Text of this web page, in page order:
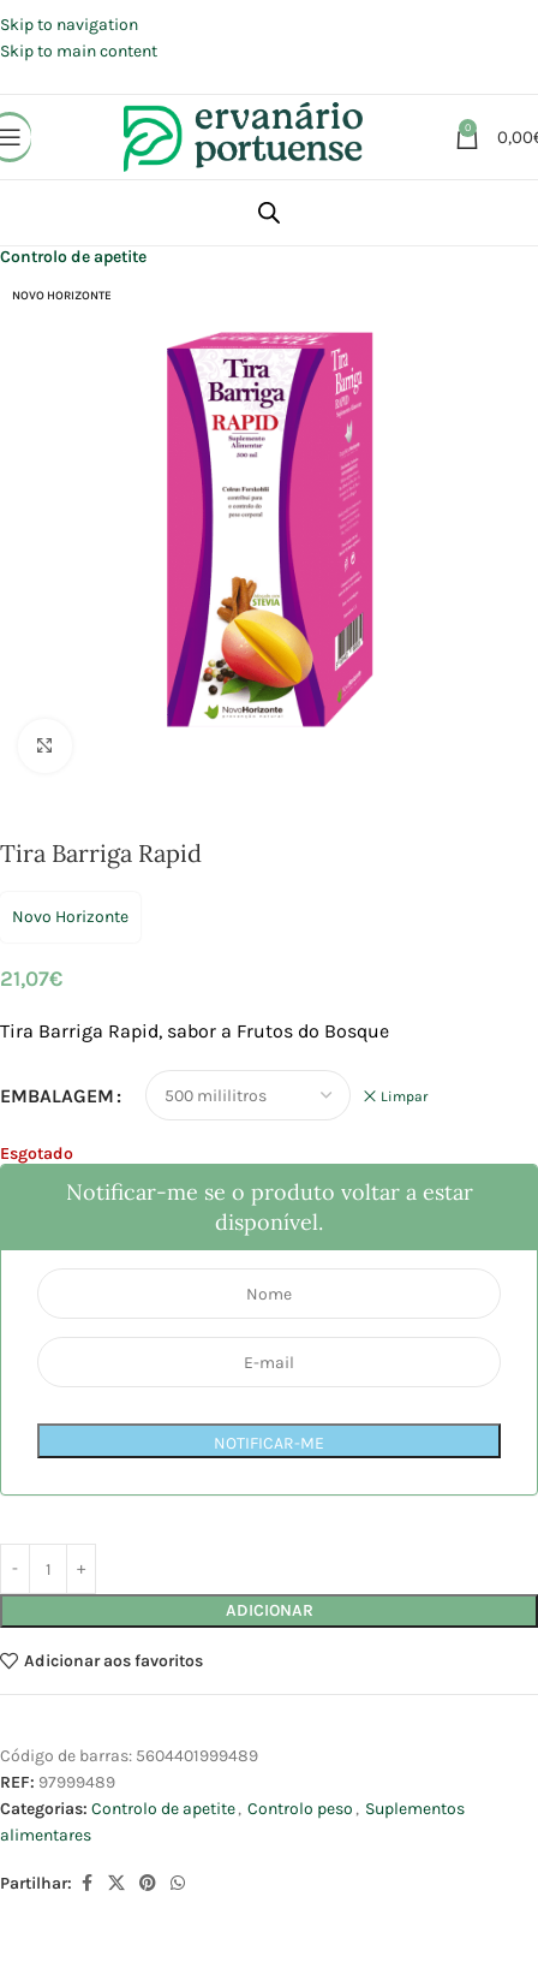
Skip to navigation
Skip to main content
0 0,00
Suplementos alimentares
Controlo de apetite
NOVO HORIZONTE
Tira Barriga Rapid
Novo Horizonte
21,07€
Tira Barriga Rapid, sabor a Frutos do Bosque
EMBALAGEM Limpar
Esgotado
Notificar-me se o produto voltar a estar
disponível.
NOTIFICAR-ME
ADICIONAR
Adicionar aos favoritos
Código de barras: 5604401999489
REF: 97999489
Categorias: Controlo de apetite, Controlo peso , Suplementos
alimentares
Partilhar: